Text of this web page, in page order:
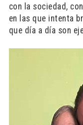
con la sociedad,
en las que intenta
que día a día son